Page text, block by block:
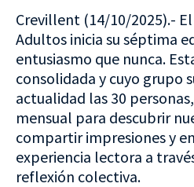
Crevillent (14/10/2025).-
Adultos inicia su séptima
entusiasmo que nunca.
consolidada y cuyo grupo
actualidad las 30
mensual para descubrir
compartir impresiones y
experiencia lectora a
reflexión colectiva.